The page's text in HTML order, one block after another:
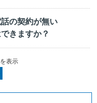
の契約が無い
きますか？
表示